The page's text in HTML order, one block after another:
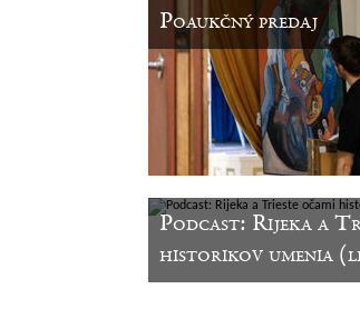
Poaukčný predaj
Podcast: Rijeka a
historikov umenia